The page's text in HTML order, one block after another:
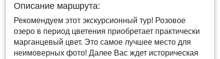
Описание маршрута:
Рекомендуем этот экскурсионный тур! Розовое
озеро в период цветения приобретает практически
марганцевый цвет. Это самое лучшее место для
неимоверных фото! Далее Вас ждет историческая